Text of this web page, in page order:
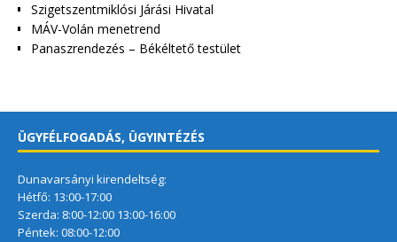
Szigetszentmiklósi Járási Hivatal
MÁV-Volán menetrend
Panaszrendezés – Békéltető testület
ÜGYFÉLFOGADÁS, ÜGYINTÉZÉS
Dunavarsányi kirendeltség:
Hétfő: 13:00-17:00
Szerda: 8:00-12:00 13:00-16:00
Péntek: 08:00-12:00